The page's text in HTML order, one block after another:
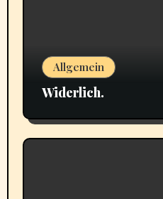
Allgemein
Widerlich.